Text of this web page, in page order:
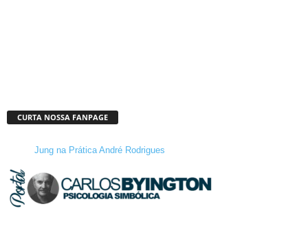
CURTA NOSSA FANPAGE
Jung na Prática André Rodrigues